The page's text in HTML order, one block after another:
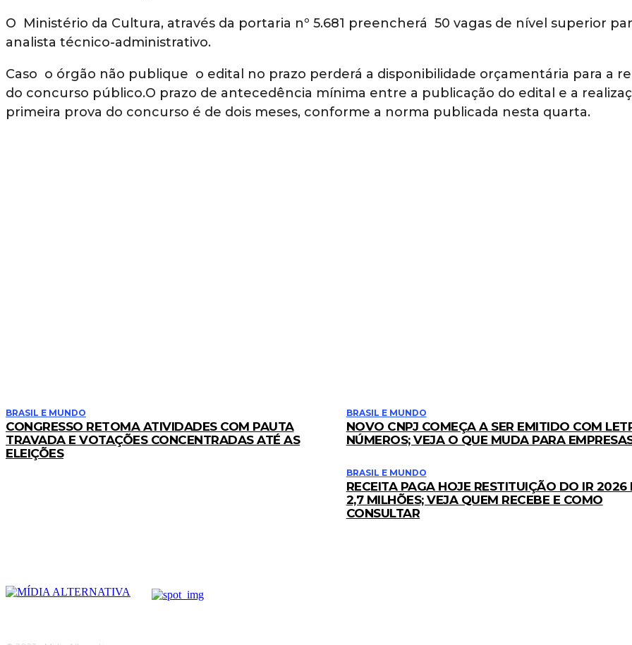
O Ministério da Cultura, através da portaria nº 5.681 preencherá 50 vagas de nível superior
analista técnico-administrativo.
Caso o órgão não publique o edital no prazo perderá a disponibilidade orçamentária para a
do concurso público.O prazo de antecedência mínima entre a publicação do edital e a
primeira prova do concurso é de dois meses, conforme a norma publicada nesta quarta.
BRASIL E MUNDO
CONGRESSO RETOMA ATIVIDADES COM PAUTA
TRAVADA E VOTAÇÕES CONCENTRADAS ATÉ AS
ELEIÇÕES
BRASIL E MUNDO
NOVO CNPJ COMEÇA A SER EMITIDO COM
NÚMEROS; VEJA O QUE MUDA PARA
BRASIL E MUNDO
RECEITA PAGA HOJE RESTITUIÇÃO DO IR 2026
2,7 MILHÕES; VEJA QUEM RECEBE E COMO
CONSULTAR